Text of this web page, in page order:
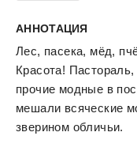
АННОТАЦИЯ
Лес, пасека, мёд,
Красота!
прочие модные в
мешали всяческие
зверином обличьи.